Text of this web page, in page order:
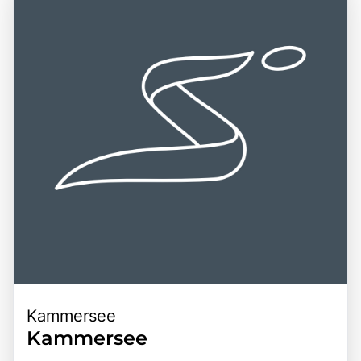
Geschichte und der Möglichkeit, die steirische Natur
hautnah zu erleben, macht den Toplitzsee zu einem
unverzichtbaren Ziel für Reisende, die die Vielfalt und den
Charme dieser einzigartigen Region entdecken möchten.
Kammersee
Kammersee